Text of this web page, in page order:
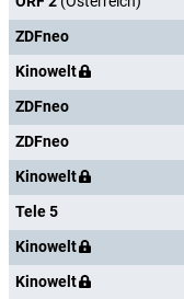
ZDFneo
Kinowelt
ZDFneo
ZDFneo
Kinowelt
Tele 5
Kinowelt
Kinowelt